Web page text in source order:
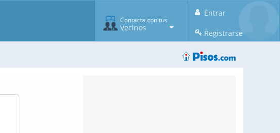
Entrar
Registrarse
Contacta con tus
Vecinos